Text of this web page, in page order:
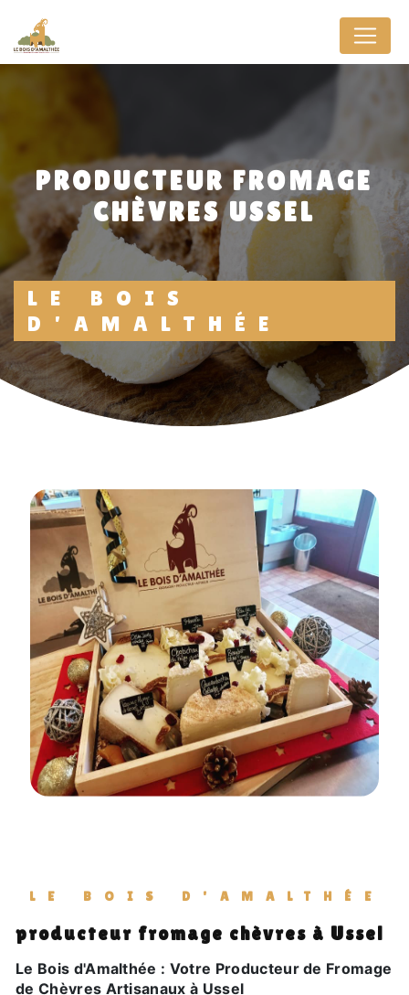
PRODUCTEUR FROMAGE
CHÈVRES USSEL
LE BOIS
D'AMALTHÉE
LE BOIS D'AMALTHÉE
producteur fromage chèvres à Ussel
Le Bois d'Amalthée : Votre Producteur de Fromage
de Chèvres Artisanaux à Ussel